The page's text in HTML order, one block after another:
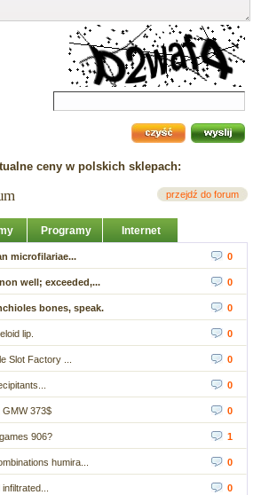
ceny w polskich sklepach:
przejdź do forum
Programy Internet
microfilariae... 0
well; exceeded,... 0
bones, speak. 0
lip. 0
Slot Factory ... 0
0
GMW 373$ 0
906? 1
humira... 0
0